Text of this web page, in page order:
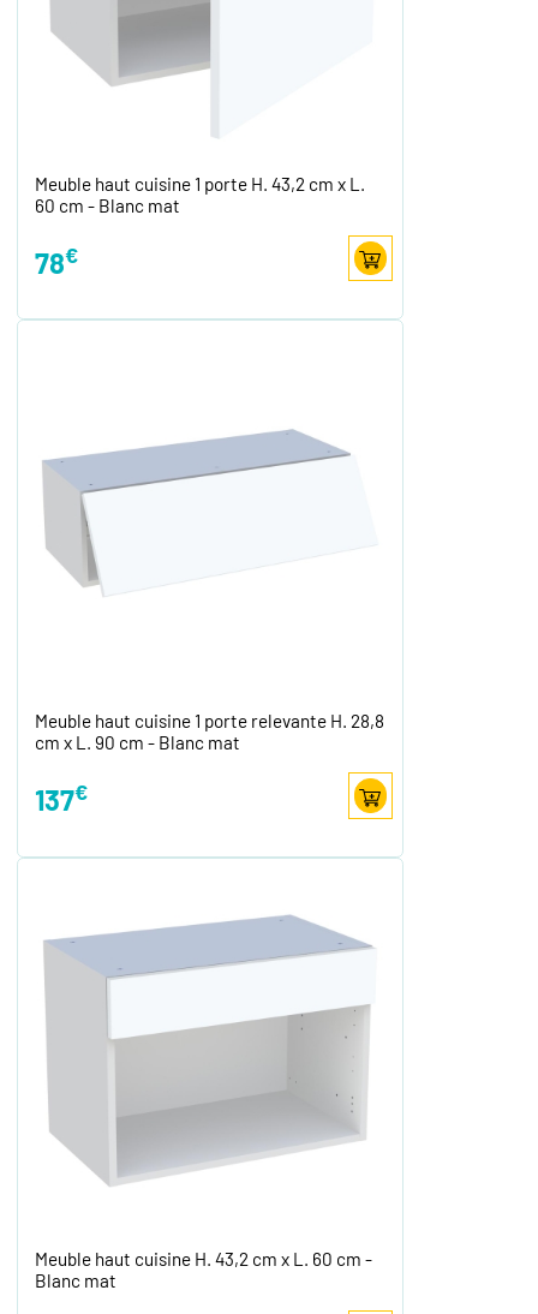
Meuble haut cuisine 1 porte H. 43,2 cm x L.
60 cm - Blanc mat
78€
Meuble haut cuisine 1 porte relevante H. 28,8
cm x L. 90 cm - Blanc mat
137€
Meuble haut cuisine H. 43,2 cm x L. 60 cm -
Blanc mat